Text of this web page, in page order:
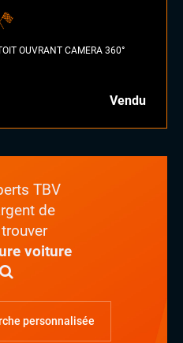
OUVRANT CAMERA 360°
Vendu
TBV
de
voiture
personnalisée